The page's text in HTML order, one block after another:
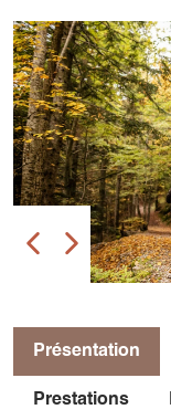
Présentation
Prestations